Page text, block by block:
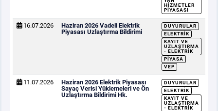
HIZMETLER
PIYASASI
16.07.2026
Haziran 2026 Vadeli Elektrik
Piyasası Uzlaştırma Bildirimi
DUYURULAR
ELEKTRIK
KAYIT VE
UZLAŞTIRMA
- ELEKTRIK
PIYASA
VEP
11.07.2026
Haziran 2026 Elektrik Piyasası
Sayaç Verisi Yüklemeleri ve Ön
Uzlaştırma Bildirimi Hk.
DUYURULAR
ELEKTRIK
KAYIT VE
UZLAŞTIRMA
- ELEKTRIK